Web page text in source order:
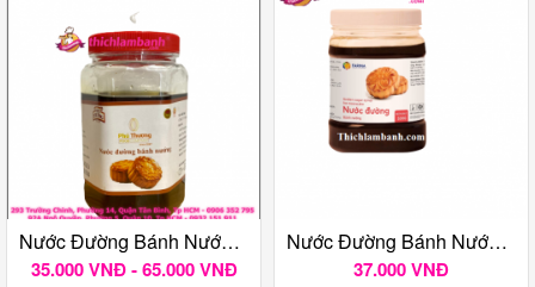
Nước Đường Bánh Nướng Phú Thương 500 Gr
35.000 VNĐ - 65.000 VNĐ
Nước Đường Bánh Nướng FARINA 500g
37.000 VNĐ